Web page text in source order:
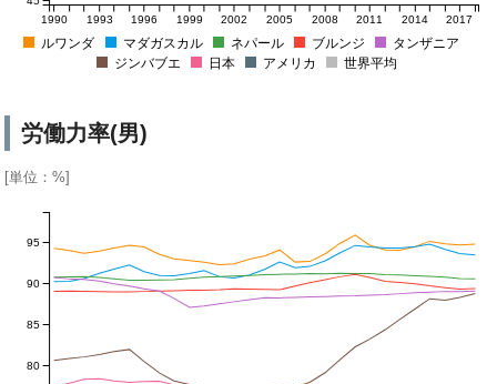
1990 1993 1996 1999 2002 2005 2008 2011 2014 2017
ルワンダ マダガスカル ネパール ブルンジ
タンザニア
ジンバブエ
日本 アメリカ 世界平均
労働力率(男)
[単位：%]
80
85
90
95